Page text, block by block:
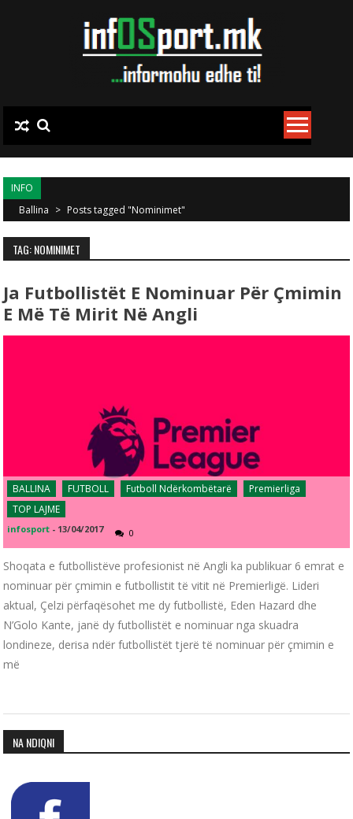
INFO
Ballina > Posts tagged "Nominimet"
TAG: NOMINIMET
Ja Futbollistët E Nominuar Për Çmimin
E Më Të Mirit Në Angli
BALLINA FUTBOLL Futboll Ndërkombëtarë
Premierliga
TOP LAJME
infosport - 13/04/2017 0
Shoqata e futbollistëve profesionist në Angli ka publikuar 6 emrat e
nominuar për çmimin e futbollistit të vitit në Premierligë. Lideri
aktual, Çelzi përfaqësohet me dy futbollistë, Eden Hazard dhe
N’Golo Kante, janë dy futbollistët e nominuar nga skuadra
londineze, derisa ndër futbollistët tjerë të nominuar për çmimin e
më
NA NDIQNI